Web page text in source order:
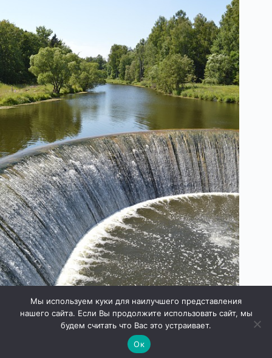
Мы используем куки для наилучшего представления
нашего сайта. Если Вы продолжите использовать сайт, мы
будем считать что Вас это устраивает.
Ок